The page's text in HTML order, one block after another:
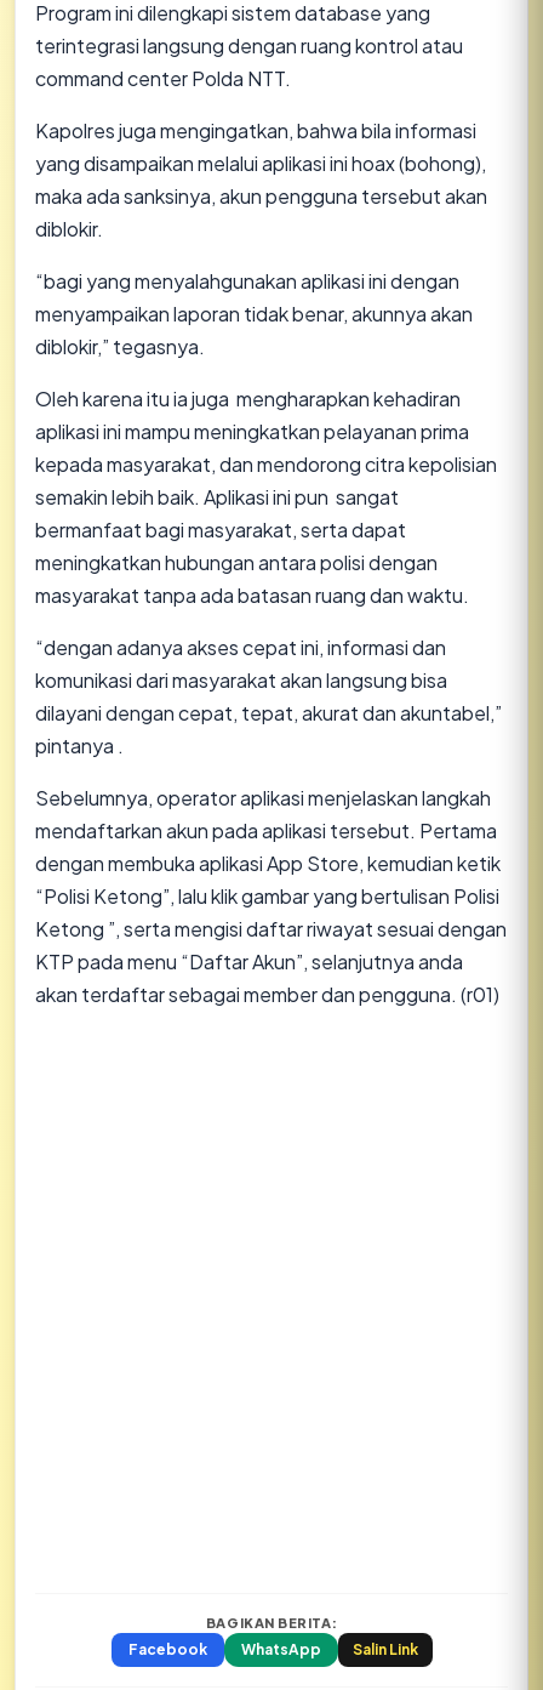
Program ini dilengkapi sistem database yang
terintegrasi langsung dengan ruang kontrol atau
command center Polda NTT.
Kapolres juga mengingatkan, bahwa bila informasi
yang disampaikan melalui aplikasi ini hoax (bohong),
maka ada sanksinya, akun pengguna tersebut akan
diblokir.
“bagi yang menyalahgunakan aplikasi ini dengan
menyampaikan laporan tidak benar, akunnya akan
diblokir,” tegasnya.
Oleh karena itu ia juga mengharapkan kehadiran
aplikasi ini mampu meningkatkan pelayanan prima
kepada masyarakat, dan mendorong citra kepolisian
semakin lebih baik. Aplikasi ini pun sangat
bermanfaat bagi masyarakat, serta dapat
meningkatkan hubungan antara polisi dengan
masyarakat tanpa ada batasan ruang dan waktu.
“dengan adanya akses cepat ini, informasi dan
komunikasi dari masyarakat akan langsung bisa
dilayani dengan cepat, tepat, akurat dan akuntabel,”
pintanya .
Sebelumnya, operator aplikasi menjelaskan langkah
mendaftarkan akun pada aplikasi tersebut. Pertama
dengan membuka aplikasi App Store, kemudian ketik
“Polisi Ketong”, lalu klik gambar yang bertulisan Polisi
Ketong ”, serta mengisi daftar riwayat sesuai dengan
KTP pada menu “Daftar Akun”, selanjutnya anda
akan terdaftar sebagai member dan pengguna. (r01)
BAGIKAN BERITA:
Facebook WhatsApp Salin Link